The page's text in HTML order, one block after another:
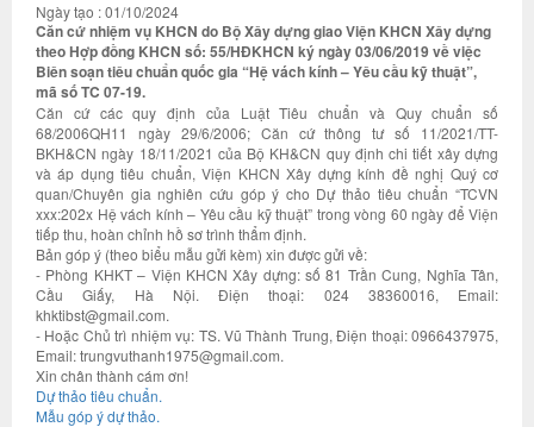
Ngày tạo : 01/10/2024
Căn cứ nhiệm vụ KHCN do Bộ Xây dựng giao Viện KHCN Xây dựng
theo Hợp đồng KHCN số: 55/HĐKHCN ký ngày 03/06/2019 về việc
Biên soạn tiêu chuẩn quốc gia “Hệ vách kính – Yêu cầu kỹ thuật”,
mã số TC 07-19.
Căn cứ các quy định của Luật Tiêu chuẩn và Quy chuẩn số
68/2006QH11 ngày 29/6/2006; Căn cứ thông tư số 11/2021/TT-
BKH&CN ngày 18/11/2021 của Bộ KH&CN quy định chi tiết xây dựng
và áp dụng tiêu chuẩn, Viện KHCN Xây dựng kính đề nghị Quý cơ
quan/Chuyên gia nghiên cứu góp ý cho Dự thảo tiêu chuẩn “TCVN
xxx:202x Hệ vách kính – Yêu cầu kỹ thuật” trong vòng 60 ngày để Viện
tiếp thu, hoàn chỉnh hồ sơ trình thẩm định.
Bản góp ý (theo biểu mẫu gửi kèm) xin được gửi về:
- Phòng KHKT – Viện KHCN Xây dựng: số 81 Trần Cung, Nghĩa Tân,
Cầu Giấy, Hà Nội. Điện thoại: 024 38360016, Email:
khktibst@gmail.com.
- Hoặc Chủ trì nhiệm vụ: TS. Vũ Thành Trung, Điện thoại: 0966437975,
Email: trungvuthanh1975@gmail.com.
Xin chân thành cám ơn!
Dự thảo tiêu chuẩn.
Mẫu góp ý dự thảo.